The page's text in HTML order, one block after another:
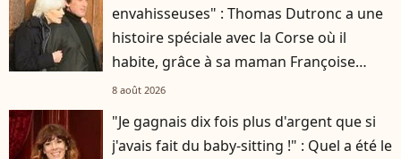
envahisseuses" : Thomas Dutronc a une
histoire spéciale avec la Corse où il
habite, grâce à sa maman Françoise
Hardy
8 août 2026
"Je gagnais dix fois plus d'argent que si
j'avais fait du baby-sitting !" : Quel a été le